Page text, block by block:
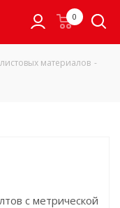
0
материалов -
с метрической